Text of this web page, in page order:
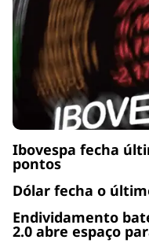
Ibovespa fecha
pontos
Dólar fecha o
Endividamento
2.0 abre espaço